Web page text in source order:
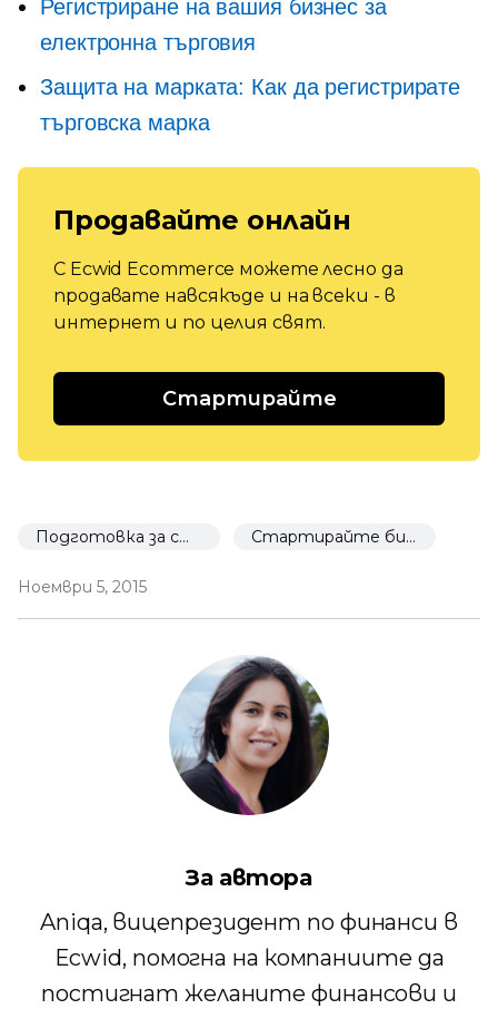
Регистриране на вашия бизнес за
електронна търговия
Защита на марката: Как да регистрирате
търговска марка
Продавайте онлайн
С Ecwid Ecommerce можете лесно да
продавате навсякъде и на всеки - в
интернет и по целия свят.
Стартирайте
Подготовка за стартиране Стартирайте бизнес за 30 дни
Ноември 5, 2015
За автора
Aniqa, вицепрезидент по финанси в
Ecwid, помогна на компаниите да
постигнат желаните финансови и